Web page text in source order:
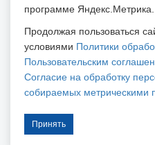
Публичная оферта
Контакты
Положение об обработке
Пользовательское соглашение
Согласие на обработку
Согласие на обработку
метрическими программами
программе Яндекс.Метрика.
Продолжая пользоваться
условиями Политики
Пользовательским
Согласие на обработку
собираемых метрическими
Принять